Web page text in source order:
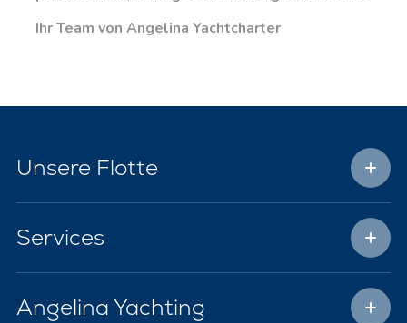
Ihr Team von Angelina Yachtcharter
Unsere Flotte
Services
Angelina Yachting